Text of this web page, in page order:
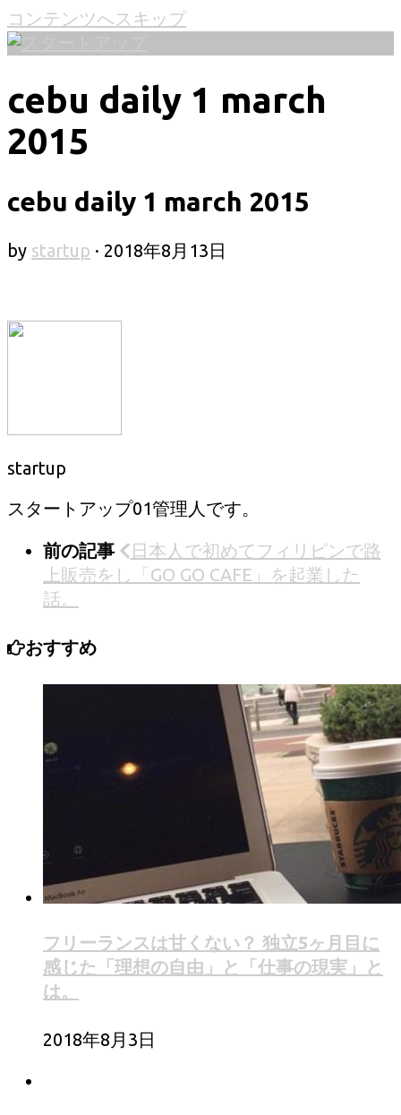
コンテンツへスキップ
cebu daily 1 march
2015
cebu daily 1 march 2015
by startup · 2018年8月13日
startup
スタートアップ01管理人です。
前の記事
日本人で初めてフィリピンで路
上販売をし「GO GO CAFE」を起業した
話。
おすすめ
フリーランスは甘くない？ 独立5ヶ月目に
感じた「理想の自由」と「仕事の現実」と
は。
2018年8月3日